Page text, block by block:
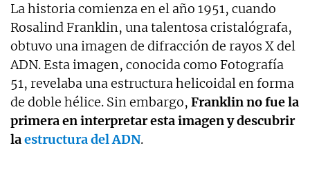
La historia comienza en el año 1951, cuando
Rosalind Franklin, una talentosa cristalógrafa,
obtuvo una imagen de difracción de rayos X del
ADN. Esta imagen, conocida como Fotografía
51, revelaba una estructura helicoidal en forma
de doble hélice. Sin embargo, Franklin no fue la
primera en interpretar esta imagen y descubrir
laestructura del ADN.